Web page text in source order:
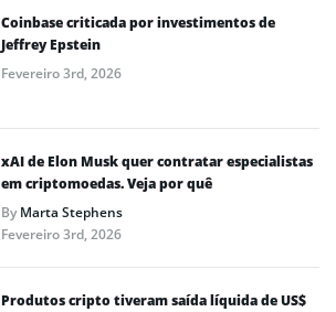
Coinbase criticada por investimentos de
Jeffrey Epstein
Fevereiro 3rd, 2026
xAI de Elon Musk quer contratar especialistas
em criptomoedas. Veja por quê
ByMarta Stephens
Fevereiro 3rd, 2026
Produtos cripto tiveram saída líquida de US$